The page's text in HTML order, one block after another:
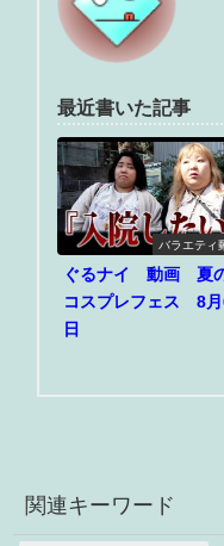
最近書いた記事
バラエティ
ぐるナイ 動画 夏
コスプレフェス 8
日
関連キーワード